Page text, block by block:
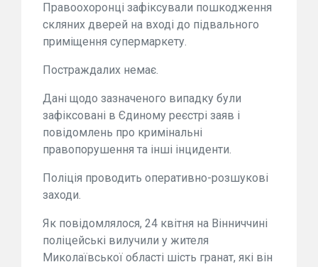
Правоохоронці зафіксували пошкодження
скляних дверей на вході до підвального
приміщення супермаркету.
Постраждалих немає.
Дані щодо зазначеного випадку були
зафіксовані в Єдиному реєстрі заяв і
повідомлень про кримінальні
правопорушення та інші інциденти.
Поліція проводить оперативно-розшукові
заходи.
Як повідомлялося, 24 квітня на Вінниччині
поліцейські вилучили у жителя
Миколаївської області шість гранат, які він